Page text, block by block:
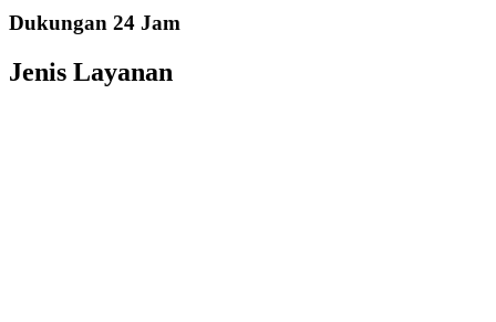
Dukungan 24 Jam
Jenis Layanan